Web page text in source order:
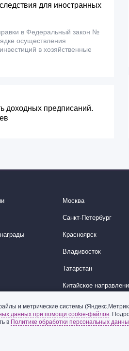
для иностранных
в Федеральный закон №
осуществления
в хозяйственные
доходных предписаний.
Москва
Санкт-Петербург
Красноярск
Владивосток
Татарстан
Китайское
Корейское
Ближний Восток
и метрические системы
данных при помощи cookie-файлов.
в Политике обработки персональных